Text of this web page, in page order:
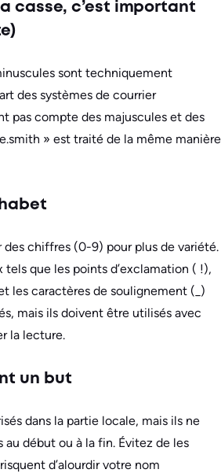
casse, c’est important
sont techniquement
des systèmes de courrier
pas compte des majuscules et des
» est traité de la même manière
des chiffres (0-9) pour plus de variété.
tels que les points d’exclamation ( !),
les caractères de soulignement (_)
mais ils doivent être utilisés avec
la lecture.
un but
dans la partie locale, mais ils ne
au début ou à la fin. Évitez de les
d’alourdir votre nom